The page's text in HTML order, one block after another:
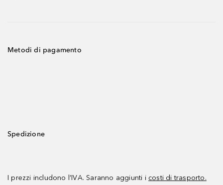
Metodi di pagamento
Spedizione
I prezzi includono l’IVA. Saranno aggiunti i costi di trasporto.